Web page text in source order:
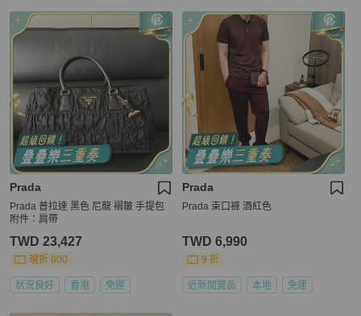
Prada
Prada 普拉達 黑色 尼龍 褶皺 手提包
附件：肩帶
TWD 23,427
現折 800
狀況良好 香港 免運
Prada
Prada 束口褲 酒紅色
TWD 6,990
9 折
近新閒置品 本地 免運